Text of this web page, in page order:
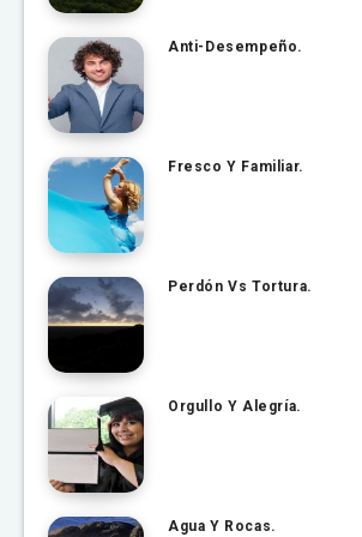
Anti-Desempeño.
Fresco Y Familiar.
Perdón Vs Tortura.
Orgullo Y Alegría.
Agua Y Rocas.